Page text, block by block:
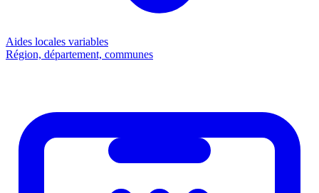
Aides locales variables
Région, département, communes